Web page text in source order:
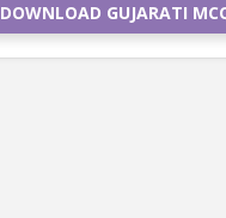
DOWNLOAD GUJARATI